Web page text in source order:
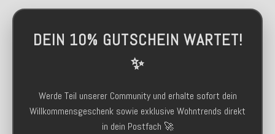
DEIN 10% GUTSCHEIN WARTET!
✨
Werde Teil unserer Community und erhalte sofort dein
Willkommensgeschenk sowie exklusive Wohntrends direkt
in dein Postfach 🚀